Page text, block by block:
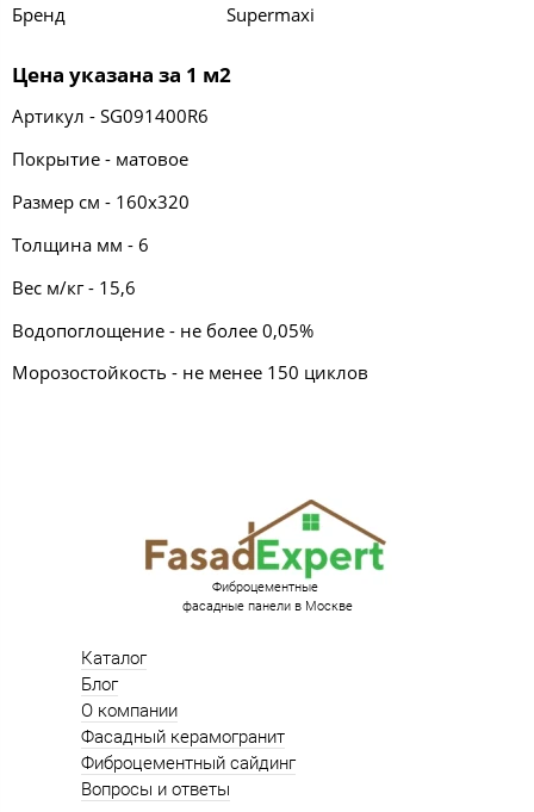
Бренд Supermaxi
Цена указана за 1 м2
Артикул - SG091400R6
Покрытие - матовое
Размер см - 160х320
Толщина мм - 6
Вес м/кг - 15,6
Водопоглощение - не более 0,05%
Морозостойкость - не менее 150 циклов
Каталог
Блог
О компании
Фасадный керамогранит
Фиброцементный сайдинг
Вопросы и ответы
Фиброцементные
фасадные панели в Москве